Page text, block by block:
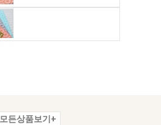
모든상품보기+